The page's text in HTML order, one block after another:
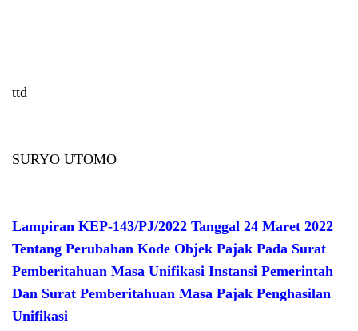
ttd
SURYO UTOMO
Lampiran KEP-143/PJ/2022 Tanggal 24 Maret 2022
Tentang Perubahan Kode Objek Pajak Pada Surat
Pemberitahuan Masa Unifikasi Instansi Pemerintah
Dan Surat Pemberitahuan Masa Pajak Penghasilan
Unifikasi